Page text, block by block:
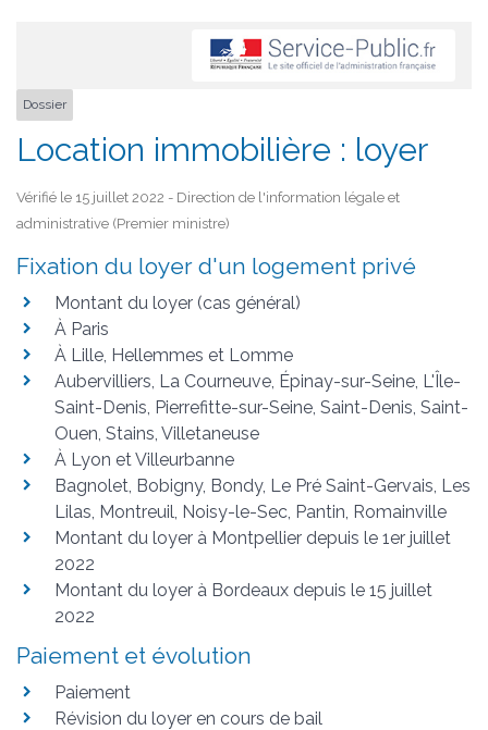
Dossier
Location immobilière : loyer
Vérifié le 15 juillet 2022 - Direction de l'information légale et
administrative (Premier ministre)
Fixation du loyer d'un logement privé
Montant du loyer (cas général)
À Paris
À Lille, Hellemmes et Lomme
Aubervilliers, La Courneuve, Épinay-sur-Seine, L'Île-
Saint-Denis, Pierrefitte-sur-Seine, Saint-Denis, Saint-
Ouen, Stains, Villetaneuse
À Lyon et Villeurbanne
Bagnolet, Bobigny, Bondy, Le Pré Saint-Gervais, Les
Lilas, Montreuil, Noisy-le-Sec, Pantin, Romainville
Montant du loyer à Montpellier depuis le 1er juillet
2022
Montant du loyer à Bordeaux depuis le 15 juillet
2022
Paiement et évolution
Paiement
Révision du loyer en cours de bail